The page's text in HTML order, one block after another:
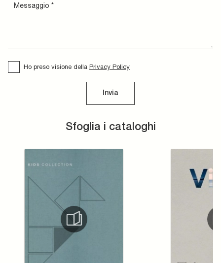
Sfoglia i cataloghi
Ho preso visione della Privacy Policy
Invia